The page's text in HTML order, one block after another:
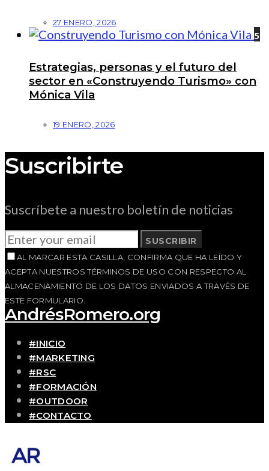
27 ENERO, 2026
5
Estrategias, personas y el futuro del
sector en «Construyendo Turismo» con
Mónica Vila
19 ENERO, 2026
Suscribirte
Suscríbete a nuestro boletín de noticias
SUSCRIBIR
AL MARCAR ESTA CASILLA, CONFIRMA QUE HA LEÍDO Y
ACEPTA NUESTROS TÉRMINOS DE USO CON RESPECTO AL
ALMACENAMIENTO DE LOS DATOS ENVIADOS A TRAVÉS DE
ESTE FORMULARIO.
AndrésRomero.org
#INICIO
#MARKETING
#RSC
#FORMACIÓN
#OUTDOOR
#CONTACTO
Blog personal y profesional de Andrés Romero.